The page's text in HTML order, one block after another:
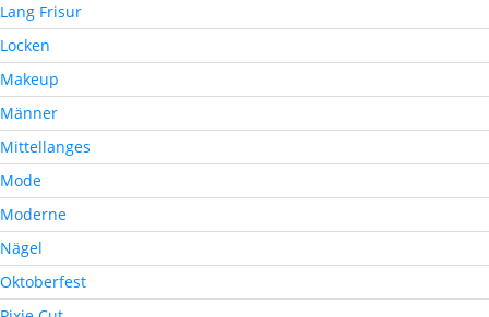
Lang Frisur
Locken
Makeup
Männer
Mittellanges
Mode
Moderne
Nägel
Oktoberfest